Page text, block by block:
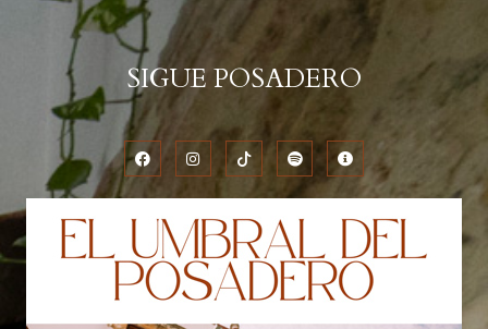
SIGUE POSADERO